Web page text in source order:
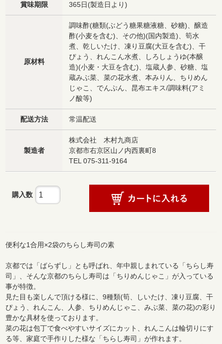
賞味期限 365日(製造日より)
原材料
調味酢(糖類(ぶどう糖果糖液糖、砂糖)、醸造
酢(小麦を含む)、その他)(国内製造)、筍水
煮、乾しいたけ、凍り豆腐(大豆を含む)、干
ぴょう、れんこん水煮、しろしょうゆ(本醸
造)(小麦・大豆を含む)、塩蔵人参、砂糖、塩
蔵みぶ菜、菜の花水煮、本みりん、ちりめん
じゃこ、でんぷん、昆布エキス/調味料(アミ
ノ酸等)
配送方法 常温配送
製造者
株式会社 木村九商店
京都市右京区山ノ内西裏町8
TEL 075-311-9164
購入数
便利な1合用×2袋のちらし寿司の素
京都では「ばらずし」とも呼ばれ、年中親しまれている「ちらし寿
司」、そんな京都のちらし寿司は「ちりめんじゃこ」が入っている
事が特徴。
見た目も楽しんで頂ける様に、9種類(筍、しいたけ、凍り豆腐、干
ぴょう、れんこん、人参、ちりめんじゃこ、みぶ菜、菜の花)の彩り
豊かな具材を使っております。
菜の花は包丁で食べやすいサイズにカット、れんこんは輪切りにす
る等、家庭で手作りした様な「ちらし寿司」が作れます。